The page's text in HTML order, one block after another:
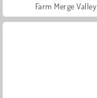
Farm Merge Valley